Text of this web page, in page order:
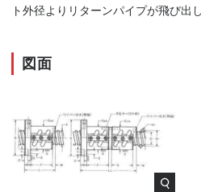
ト外径よりリターンパイプが飛び出
図面